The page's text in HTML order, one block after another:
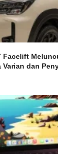
Facelift
dan